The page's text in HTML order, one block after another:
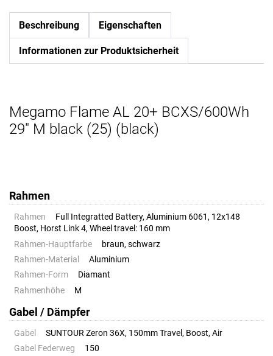
Beschreibung Eigenschaften
Informationen zur Produktsicherheit
Megamo Flame AL 20+ BCXS/600Wh
29" M black (25) (black)
Rahmen
Rahmen
Full Integratted Battery, Aluminium 6061, 12x148
Boost, Horst Link 4, Wheel travel: 160 mm
Rahmen-Hauptfarbe
braun, schwarz
Rahmen-Material
Aluminium
Rahmen-Form
Diamant
Rahmenhöhe
M
Gabel / Dämpfer
Gabel
SUNTOUR Zeron 36X, 150mm Travel, Boost, Air
Gabel Federweg
150